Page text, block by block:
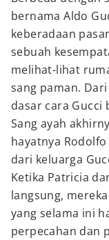
bernama Aldo
keberadaan
sebuah
melihat-lihat
sang paman.
dasar cara Gucci
Sang ayah
hayatnya
dari keluarga
Ketika Patricia
langsung,
yang selama ini
perpecahan dan